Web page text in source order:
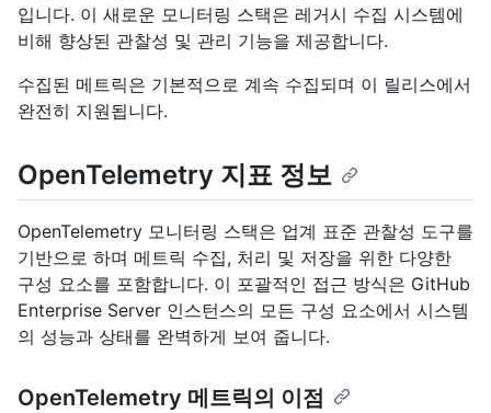
입니다. 이 새로운 모니터링 스택은 레거시 수집 시스템에
비해 향상된 관찰성 및 관리 기능을 제공합니다.
수집된 메트릭은 기본적으로 계속 수집되며 이 릴리스에서
완전히 지원됩니다.
OpenTelemetry 지표 정보
OpenTelemetry 모니터링 스택은 업계 표준 관찰성 도구를
기반으로 하며 메트릭 수집, 처리 및 저장을 위한 다양한
구성 요소를 포함합니다. 이 포괄적인 접근 방식은 GitHub
Enterprise Server 인스턴스의 모든 구성 요소에서 시스템
의 성능과 상태를 완벽하게 보여 줍니다.
OpenTelemetry 메트릭의 이점